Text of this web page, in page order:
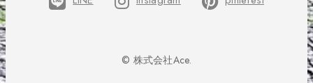
© 株式会社Ace.